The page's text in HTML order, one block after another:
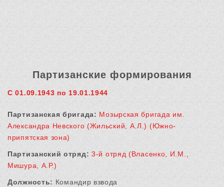
Партизанские формирования
С 01.09.1943 по 19.01.1944
Партизанская бригада: Мозырская бригада им.
Александра Невского (Жильский, А.Л.) (Южно-
припятская зона)
Партизанский отряд: 3-й отряд (Власенко, И.М.,
Мишура, А.Р.)
Должность: Командир взвода